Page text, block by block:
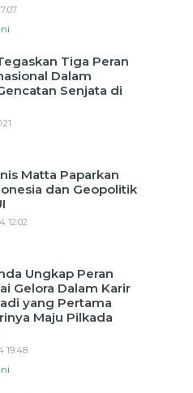
Tiga Peran
Dalam
Senjata di
Matta Paparkan
dan Geopolitik
12:02
Ungkap Peran
Gelora Dalam Karir
yang Pertama
Maju Pilkada
19:48